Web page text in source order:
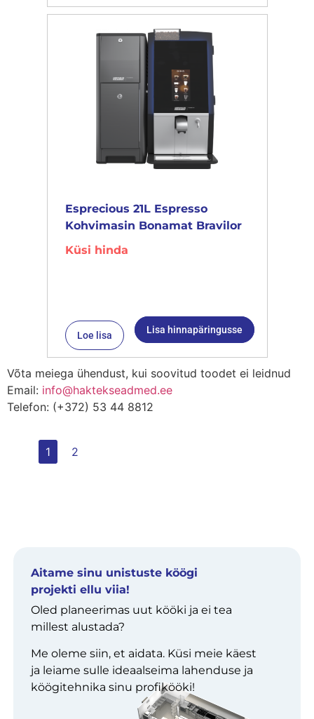
Esprecious 21L Espresso
Kohvimasin Bonamat Bravilor
Küsi hinda
Loe lisa Lisa hinnapäringusse
Võta meiega ühendust, kui soovitud toodet ei leidnud
Email: info@haktekseadmed.ee
Telefon: (+372) 53 44 8812
1 2
Aitame sinu unistuste köögi
projekti ellu viia!
Oled planeerimas uut kööki ja ei tea
millest alustada?
Me oleme siin, et aidata. Küsi meie käest
ja leiame sulle ideaalseima lahenduse ja
köögitehnika sinu profikööki!